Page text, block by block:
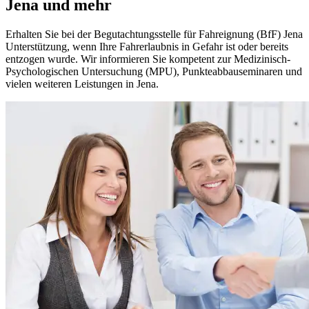
Das Seminar findet an folgenden 3 Terminen inErfurtstatt:
Samstag, 22.11.2025 (09.30 bis 13.00 Uhr)
Samstag, 29.11.2025 (09.30 bis 13.00 Uhr)
Samstag, 06.12.2025 (09.30 bis 13.00 Uhr)
Anmeldungen unter
Jena und mehr
Erhalten Sie bei der Begutachtungsstelle für Fahreignung (BfF) Jena
Unterstützung, wenn Ihre Fahrerlaubnis in Gefahr ist oder bereits
entzogen wurde. Wir informieren Sie kompetent zur Medizinisch-
Psychologischen Untersuchung (MPU), Punkteabbauseminaren und
vielen weiteren Leistungen in Jena.